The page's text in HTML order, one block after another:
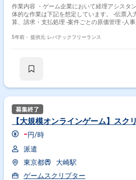
作業内容 ・ゲーム企業において経理アシスタ
体的な作業は下記を想定しています。 -伝票入
算、請求・支払処理 -案件ごとの原価管理 -人
5年前・ 提供元: レバテックフリーランス
【大規模オンラインゲーム】スク
-円/時
派遣
東京都
大崎駅
ゲームスクリプター